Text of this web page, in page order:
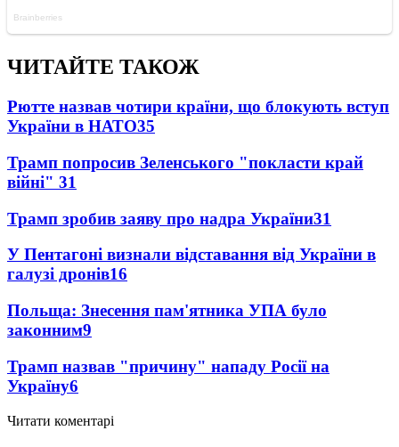
ЧИТАЙТЕ ТАКОЖ
Рютте назвав чотири країни, що блокують вступ
України в НАТО35
Трамп попросив Зеленського "покласти край
війні" 31
Трамп зробив заяву про надра України31
У Пентагоні визнали відставання від України в
галузі дронів16
Польща: Знесення пам'ятника УПА було
законним9
Трамп назвав "причину" нападу Росії на
Україну6
Читати коментарі